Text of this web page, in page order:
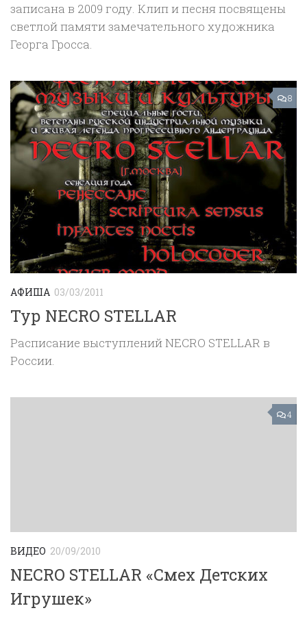
записана в 2009 году. Клип и песня посвящены
светлой памяти замечательного художника
Георга Гросса.
8
АФИША 03/03/2011
Тур NECRO STELLAR
Расписание выступлений NECRO STELLAR в
России.
4
ВИДЕО 20/09/2010
NECRO STELLAR «Смех Детских
Игрушек»